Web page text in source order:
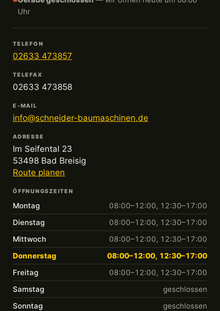
Uhr
TELEFON
02633 473857
TELEFAX
02633 473858
E-MAIL
info@schneider-baumaschinen.de
ADRESSE
Im Seifental 23
53498 Bad Breisig
Route planen
ÖFFNUNGSZEITEN
Montag
08:00–12:00, 12:30–17:00
Dienstag
08:00–12:00, 12:30–17:00
Mittwoch
08:00–12:00, 12:30–17:00
Donnerstag
08:00–12:00, 12:30–17:00
Freitag
08:00–12:00, 12:30–17:00
Samstag
geschlossen
Sonntag
geschlossen